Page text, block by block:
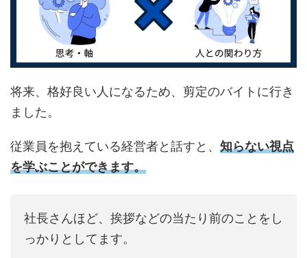
将来、格好良い人になるため、剪定のバイトに行き
ました。
従業員を抱えている経営者と話すと、 知らない視点
を学ぶことができます。
社長さんほど、挨拶などの当たり前のことをし
っかりとしてます。